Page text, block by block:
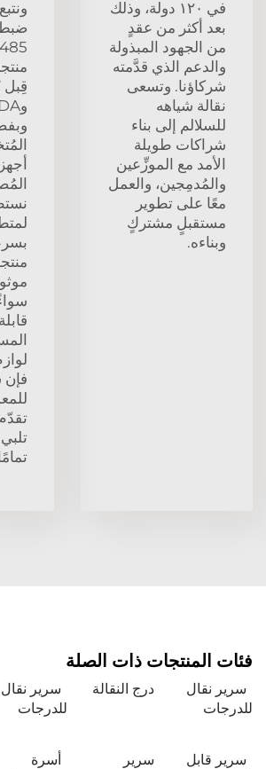
في ١٢٠ دولة، وذلك
بعد أكثر من عقدٍ
من الجهود المبذولة
والدعم الذي قدَّمته
شركاؤنا. وتسعى
نقالة شياهه
للسلالم إلى بناء
شراكات طويلة
الأمد مع الموزِّعين
والمُدمِجين، والعمل
معًا على تطوير
مستقبلٍ مشتركٍ
وبناءه.
فإن
فئات المنتجات ذات الصلة
سرير نقال
للدرجات
درج النقالة
سرير نقال
للدرجات
سرير قابل
سرير
أسرة